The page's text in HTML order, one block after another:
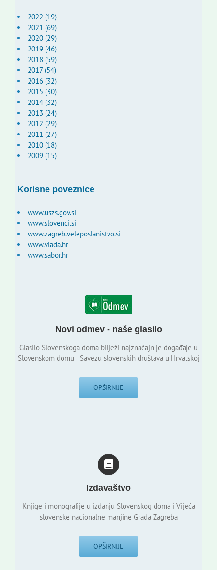
2022 (19)
2021 (69)
2020 (29)
2019 (46)
2018 (59)
2017 (54)
2016 (32)
2015 (30)
2014 (32)
2013 (24)
2012 (29)
2011 (27)
2010 (18)
2009 (15)
Korisne poveznice
www.uszs.gov.si
www.slovenci.si
www.zagreb.veleposlanistvo.si
www.vlada.hr
www.sabor.hr
Novi odmev - naše glasilo
Glasilo Slovenskoga doma bilježi najznačajnije događaje u
Slovenskom domu i Savezu slovenskih društava u Hrvatskoj
OPŠIRNIJE
Izdavaštvo
Knjige i monografije u izdanju Slovenskog doma i Vijeća
slovenske nacionalne manjine Grada Zagreba
OPŠIRNIJE